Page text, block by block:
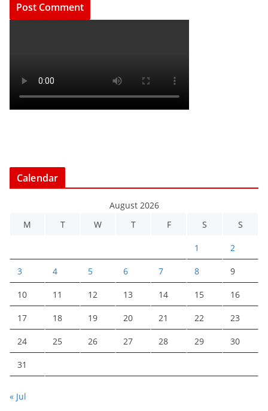
Calendar
August 2026
M
T W T F S S
1 2
3 4 5 6 7 8 9
10 11 12 13 14 15 16
17 18 19 20 21 22 23
24 25 26 27 28 29 30
31
« Jul